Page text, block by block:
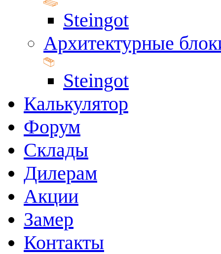
Steingot
Архитектурные
Steingot
Калькулятор
Форум
Склады
Дилерам
Акции
Замер
Контакты